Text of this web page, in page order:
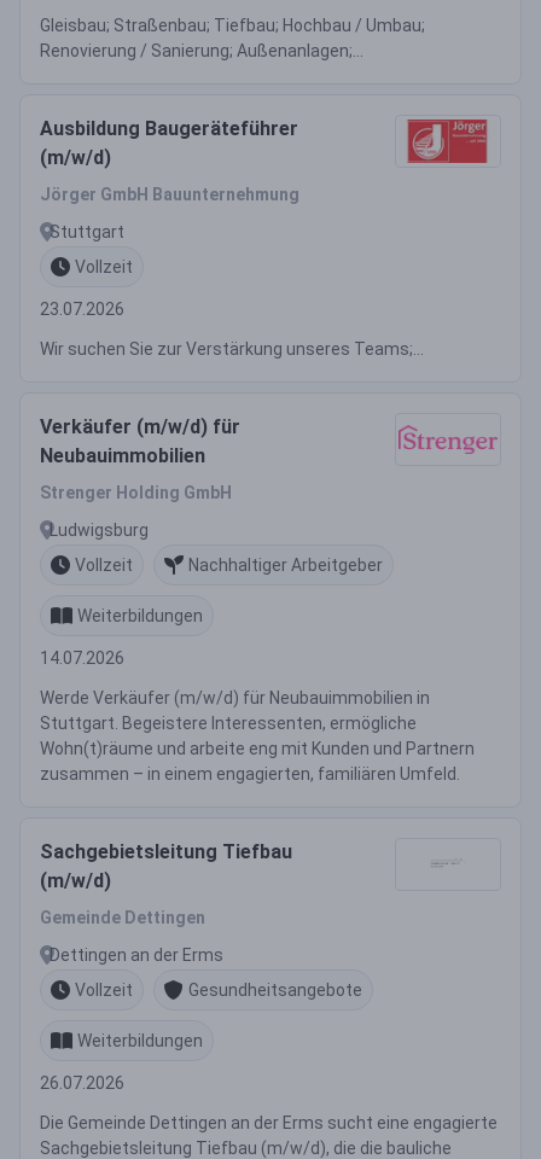
Gleisbau; Straßenbau; Tiefbau; Hochbau / Umbau;
Renovierung / Sanierung; Außenanlagen;...
Ausbildung Baugeräteführer
(m/w/d)
Jörger GmbH Bauunternehmung
Stuttgart
Vollzeit
23.07.2026
Wir suchen Sie zur Verstärkung unseres Teams;...
Verkäufer (m/w/d) für
Neubauimmobilien
Strenger Holding GmbH
Ludwigsburg
Vollzeit
Nachhaltiger Arbeitgeber
Weiterbildungen
14.07.2026
Werde Verkäufer (m/w/d) für Neubauimmobilien in
Stuttgart. Begeistere Interessenten, ermögliche
Wohn(t)räume und arbeite eng mit Kunden und Partnern
zusammen – in einem engagierten, familiären Umfeld.
Sachgebietsleitung Tiefbau
(m/w/d)
Gemeinde Dettingen
Dettingen an der Erms
Vollzeit
Gesundheitsangebote
Weiterbildungen
26.07.2026
Die Gemeinde Dettingen an der Erms sucht eine engagierte
Sachgebietsleitung Tiefbau (m/w/d), die die bauliche